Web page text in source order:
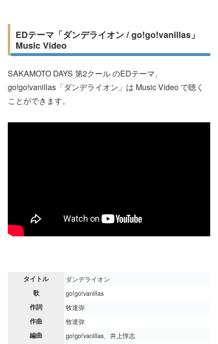
EDテーマ「ダンデライオン / go!go!vanillas」
Music Video
SAKAMOTO DAYS 第2クール のEDテーマ、
go!go!vanillas「ダンデライオン」は Music Video で聴く
ことができます。
タイトル ダンデライオン
歌 go!go!vanillas
作詞 牧達弥
作曲 牧達弥
編曲 go!go!vanillas、井上惇志